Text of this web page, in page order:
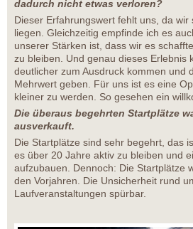
dadurch nicht etwas verloren?
Dieser Erfahrungswert fehlt uns, da
liegen. Gleichzeitig empfinde ich es
unserer Stärken ist, dass wir es
zu bleiben. Und genau dieses Erlebnis
deutlicher zum Ausdruck kommen und
Mehrwert geben. Für uns ist es eine
kleiner zu werden. So gesehen ein
Die überaus begehrten Startplätze
ausverkauft.
Die Startplätze sind sehr begehrt, das
es über 20 Jahre aktiv zu bleiben und
aufzubauen. Dennoch: Die Startplätze
den Vorjahren. Die Unsicherheit rund
Laufveranstaltungen spürbar.